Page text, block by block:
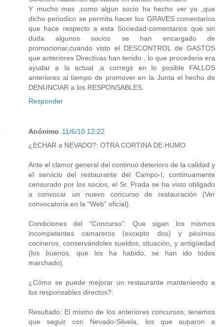
Y mucho mas ,como algun socio ha hecho ver ya ,que
dicho periodico se permita hacer los GRAVES comentarios
que hace respecto a esta Sociedad-comentarios que sin
duda algunos socios se han encargado de
promocionar,cuando visto el DESCONTROL de GASTOS
que anteriores Directivas han tenido , lo que procederia era
ayudar a la actual ,a corregir en lo posible FALLOS
anteriores al tiempo de promover en la Junta el hecho de
DENUNCIAR a los RESPONSABLES.
Responder
Anónimo 11/6/10 12:22
¿ECHAR a NEVADO?: OTRA CORTINA DE HUMO
Ante el clamor general del continuo deterioro de la calidad y
el servicio del restaurante del Campo-I, continuamente
censurado por los socios, el Sr. Prada se ha visto obligado
a convocar un nuevo concurso de restauración (Ver
convocatoria en la “Web” oficial).
Condiciones del “Concurso”: Que sigan los mismos
incompetentes camareros (excepto dos) y pésimos
cocineros, conservándoles sueldos, situación, y antigüedad
(los buenos, que los ha habido, se han ido todos
marchado).
¿Cómo se puede mejorar un restaurante manteniendo a
los responsables directos?.
Resultado: El mismo de los anteriores concursos; tenemos
que seguir con Nevado-Silvela, los que auparon a